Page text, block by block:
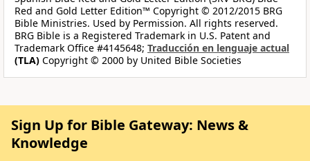
Red and Gold Letter Edition™ Copyright © 2012/2015 BRG
Bible Ministries. Used by Permission. All rights reserved.
BRG Bible is a Registered Trademark in U.S. Patent and
Trademark Office #4145648; Traducción en lenguaje actual
(TLA) Copyright © 2000 by United Bible Societies
Sign Up for Bible Gateway: News &
Knowledge